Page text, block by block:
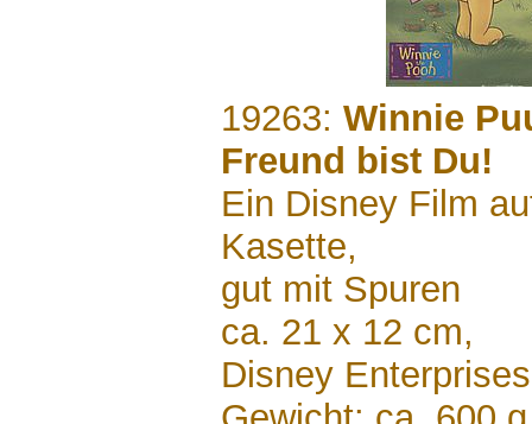
19263: Winnie
Freund bist Du!
Ein Disney Film
Kasette,
gut mit Spuren
ca. 21 x 12 cm,
Disney Enterprises